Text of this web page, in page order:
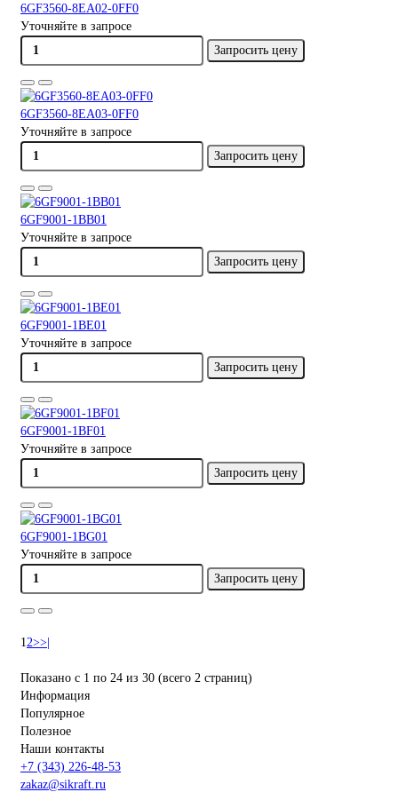
6GF3560-8EA02-0FF0
Уточняйте в запросе
Запросить цену
6GF3560-8EA03-0FF0
Уточняйте в запросе
Запросить цену
6GF9001-1BB01
Уточняйте в запросе
Запросить цену
6GF9001-1BE01
Уточняйте в запросе
Запросить цену
6GF9001-1BF01
Уточняйте в запросе
Запросить цену
6GF9001-1BG01
Уточняйте в запросе
Запросить цену
1 2>>|
Показано с 1 по 24 из 30 (всего 2 страниц)
Информация
Популярное
Полезное
Наши контакты
+7 (343) 226-48-53
zakaz@sikraft.ru